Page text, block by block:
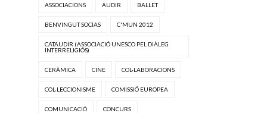
ASSOCIACIONS AUDIR BALLET
BENVINGUT SOCIAS C'MUN 2012
CATAUDIR (ASSOCIACIÓ UNESCO PEL DIÀLEG
INTERRELIGIÓS)
CERÀMICA CINE COL·LABORACIONS
COL·LECCIONISME COMISSIÓ EUROPEA
COMUNICACIÓ CONCURS